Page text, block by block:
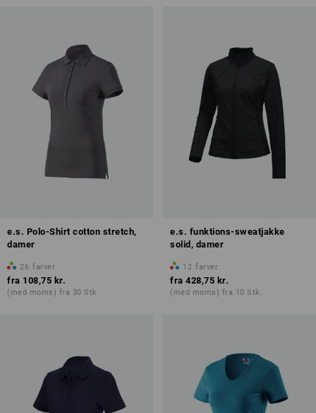
e.s. Polo-Shirt cotton stretch,
damer
26 farver
fra 108,75 kr.
(med moms) fra 30 Stk.
e.s. funktions-sweatjakke
solid, damer
12 farver
fra 428,75 kr.
(med moms) fra 10 Stk.